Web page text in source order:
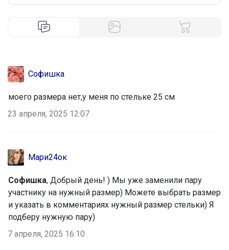
Софишка
моего размера нет,у меня по стельке 25 см
23 апреля, 2025 12:07
Мари24ок
Софишка, Добрый день! ) Мы уже заменили пару
участнику на нужный размер) Можете выбрать размер
и указать в комментариях нужный размер стельки) Я
подберу нужную пару)
7 апреля, 2025 16:10